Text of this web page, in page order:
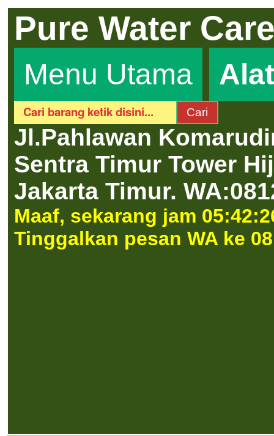
Pure Water
Menu Utama
Jl.Pahlawan
Sentra Timur Tower
Jakarta Timur.
Maaf, sekarang jam
Tinggalkan pesan WA ke